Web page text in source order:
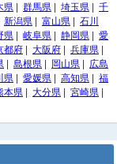
県 群馬県 埼玉県
千
新潟県 富山県
石川
県 岐阜県 静岡県
愛
都府 大阪府 兵庫県
島根県 岡山県
広島
県 愛媛県 高知県
福
本県 大分県 宮崎県